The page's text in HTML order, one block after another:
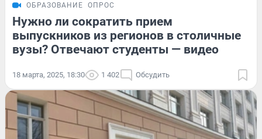
ОБРАЗОВАНИЕ ОПРОС
Нужно ли сократить прием
выпускников из регионов в столичные
вузы? Отвечают студенты — видео
18 марта, 2025, 18:30 1 402 Обсудить